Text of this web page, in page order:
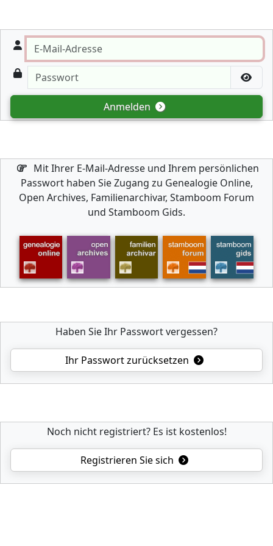
Anmelden
Mit Ihrer E-Mail-Adresse und Ihrem persönlichen
Passwort haben Sie Zugang zu Genealogie Online,
Open Archives, Familienarchivar, Stamboom Forum
und Stamboom Gids.
Haben Sie Ihr Passwort vergessen?
Ihr Passwort zurücksetzen
Noch nicht registriert? Es ist kostenlos!
Registrieren Sie sich